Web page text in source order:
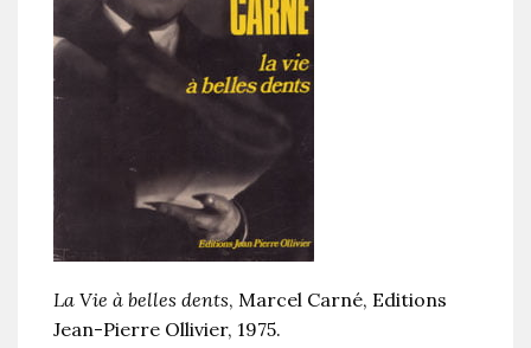
La Vie à belles dents, Marcel Carné, Editions
Jean-Pierre Ollivier, 1975.